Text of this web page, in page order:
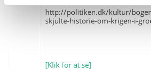
http://politiken.dk/kultur/
skjulte-historie-om-krigen-i-
[Klik for at se]